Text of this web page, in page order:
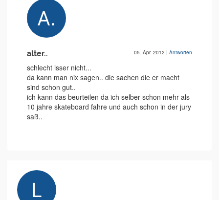
alter.. 05. Apr. 2012 | Antworten
schlecht isser nicht...
da kann man nix sagen.. die sachen die er macht
sind schon gut..
ich kann das beurteilen da ich selber schon mehr als
10 jahre skateboard fahre und auch schon in der jury
saß..